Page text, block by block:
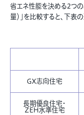
省エネ性能を決める2つの
量）」を比較すると、下表
GX志向住宅
長期優良住宅・
ZEH水準住宅